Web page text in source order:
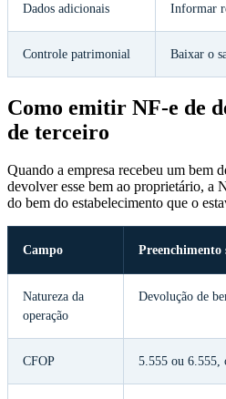
Dados adicionais Informar
Controle patrimonial Baixar o
Como emitir NF-e de
de terceiro
Quando a empresa recebeu um bem
devolver esse bem ao proprietário, a
do bem do estabelecimento que o
Campo Preenchimento
Natureza da
operação
Devolução de
CFOP 5.555 ou 6.555,